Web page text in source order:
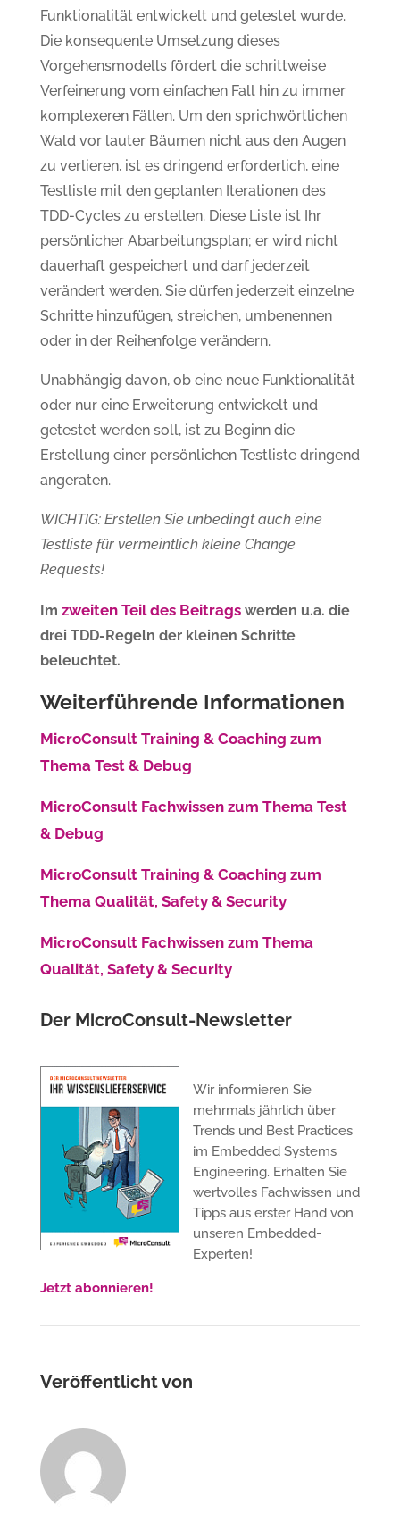
Funktionalität entwickelt und getestet wurde.
Die konsequente Umsetzung dieses
Vorgehensmodells fördert die schrittweise
Verfeinerung vom einfachen Fall hin zu immer
komplexeren Fällen. Um den sprichwörtlichen
Wald vor lauter Bäumen nicht aus den Augen
zu verlieren, ist es dringend erforderlich, eine
Testliste mit den geplanten Iterationen des
TDD-Cycles zu erstellen. Diese Liste ist Ihr
persönlicher Abarbeitungsplan; er wird nicht
dauerhaft gespeichert und darf jederzeit
verändert werden. Sie dürfen jederzeit einzelne
Schritte hinzufügen, streichen, umbenennen
oder in der Reihenfolge verändern.
Unabhängig davon, ob eine neue Funktionalität
oder nur eine Erweiterung entwickelt und
getestet werden soll, ist zu Beginn die
Erstellung einer persönlichen Testliste dringend
angeraten.
WICHTIG: Erstellen Sie unbedingt auch eine
Testliste für vermeintlich kleine Change
Requests!
Im zweiten Teil des Beitragswerden u.a. die
drei TDD-Regeln der kleinen Schritte
beleuchtet.
Weiterführende Informationen
MicroConsult Training & Coaching zum
Thema Test & Debug
MicroConsult Fachwissen zum Thema Test
& Debug
MicroConsult Training & Coaching zum
Thema Qualität, Safety & Security
MicroConsult Fachwissen zum Thema
Qualität, Safety & Security
Der MicroConsult-Newsletter
Wir informieren Sie
mehrmals jährlich über
Trends und Best Practices
im Embedded Systems
Engineering. Erhalten Sie
wertvolles Fachwissen und
Tipps aus erster Hand von
unseren Embedded-
Experten!
Jetzt abonnieren!
Veröffentlicht von